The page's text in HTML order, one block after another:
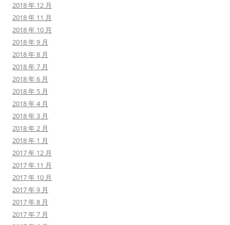
2018 年 12 月
2018 年 11 月
2018 年 10 月
2018 年 9 月
2018 年 8 月
2018 年 7 月
2018 年 6 月
2018 年 5 月
2018 年 4 月
2018 年 3 月
2018 年 2 月
2018 年 1 月
2017 年 12 月
2017 年 11 月
2017 年 10 月
2017 年 9 月
2017 年 8 月
2017 年 7 月